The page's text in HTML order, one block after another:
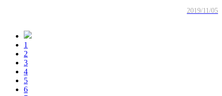
2019/11/05
1
2
3
4
5
6